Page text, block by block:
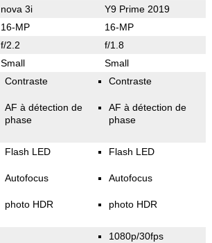
nova 3i Y9 Prime 2019
16-MP 16-MP
f/2.2 f/1.8
Small Small
Contraste
AF à détection de
phase
Contraste
AF à détection de
phase
Flash LED
Autofocus
photo HDR
Flash LED
Autofocus
photo HDR
1080p/30fps